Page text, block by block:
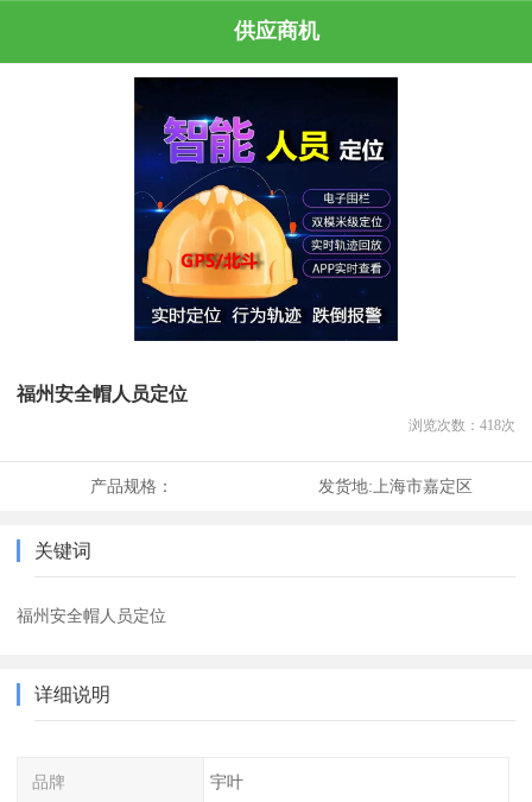
供应商机
福州安全帽人员定位
浏览次数： 418次
产品规格： 发货地:上海市嘉定区
关键词
福州安全帽人员定位
详细说明
品牌 宇叶